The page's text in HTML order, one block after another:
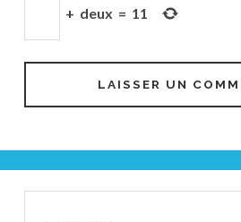
+ deux = 11